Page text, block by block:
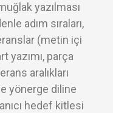
yazılması
adım sıraları,
(metin içi
yazımı, parça
aralıkları
yönerge diline
hedef kitlesi